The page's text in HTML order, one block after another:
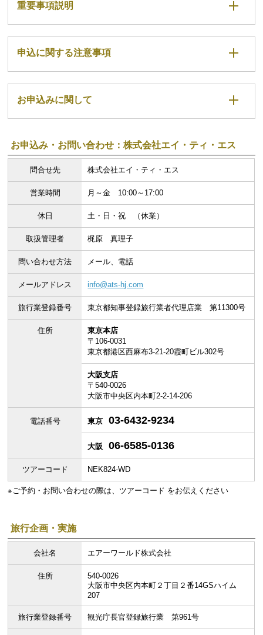
重要事項説明
申込に関する注意事項
お申込みに関して
お申込み・お問い合わせ：株式会社エイ・ティ・エス
問合せ先 株式会社エイ・ティ・エス
営業時間 月～金 10:00～17:00
休日 土・日・祝 （休業）
取扱管理者 梶原 真理子
問い合わせ方法 メール、電話
メールアドレス info@ats-hj.com
旅行業登録番号 東京都知事登録旅行業者代理店業 第11300号
住所
東京本店
〒106-0031
東京都港区西麻布3-21-20霞町ビル302号
大阪支店
〒540-0026
大阪市中央区内本町2-2-14-206
電話番号 東京 03-6432-9234
大阪 06-6585-0136
ツアーコード NEK824-WD
※ご予約・お問い合わせの際は、ツアーコード をお伝えください
旅行企画・実施
会社名 エアーワールド株式会社
住所
540-0026
大阪市中央区内本町２丁目２番14GSハイム
207
旅行業登録番号 観光庁長官登録旅行業 第961号